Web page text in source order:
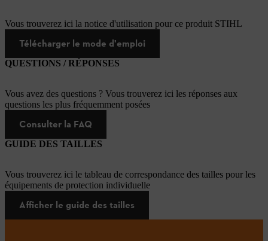
Vous trouverez ici la notice d'utilisation pour ce produit STIHL
Télécharger le mode d'emploi
QUESTIONS / RÉPONSES
Vous avez des questions ? Vous trouverez ici les réponses aux
questions les plus fréquemment posées
Consulter la FAQ
GUIDE DES TAILLES
Vous trouverez ici le tableau de correspondance des tailles pour les
équipements de protection individuelle
Afficher le guide des tailles